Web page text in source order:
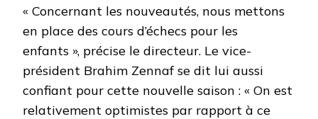
« Concernant les nouveautés, nous mettons
en place des cours d’échecs pour les
enfants », précise le directeur. Le vice-
président Brahim Zennaf se dit lui aussi
confiant pour cette nouvelle saison : « On est
relativement optimistes par rapport à ce